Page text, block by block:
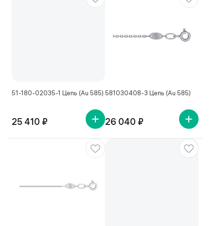
51-180-02035-1 Цепь (Au 585)
25 410 ₽
581030408-3 Цепь (Au 585)
26 040 ₽